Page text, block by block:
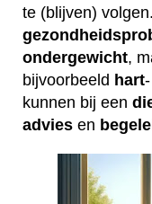
te (blijven)
ondergewicht,
bijvoorbeeld hart
kunnen bij een
advies en